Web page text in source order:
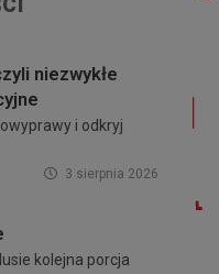
niezwykłe
i odkryj
3 sierpnia 2026
kolejna porcja